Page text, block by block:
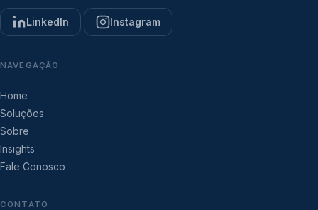
LinkedIn Instagram
NAVEGAÇÃO
Home
Soluções
Sobre
Insights
Fale Conosco
CONTATO